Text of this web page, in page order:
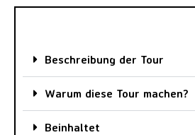
Beschreibung der Tour
Warum diese Tour machen?
Beinhaltet